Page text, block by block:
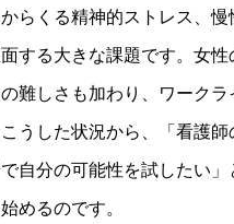
らくる精神的ストレス、慢
する大きな課題です。女性
難しさも加わり、ワークラ
うした状況から、「看護師
自分の可能性を試したい」
めるのです。